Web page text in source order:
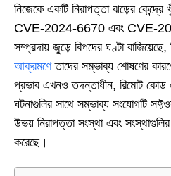
নিজেকে একটি নিরাপত্তা ঝড়ের
CVE-2024-6670 এবং CVE-
সম্প্রদায় জুড়ে বিপদের ঘণ্টা বাজিয়েছে,
আক্রমণেতাদের সম্ভাব্য শোষণের
প্রভাব এখনও তদন্তাধীন, রিমোট কোড
ঘটনাগুলির সাথে সম্ভাব্য সংযোগটি
উভয় নিরাপত্তা সংস্থা এবং
করেছে।